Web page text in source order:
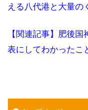
える八代港と大量の
【関連記事】肥後
表にしてわかったこ